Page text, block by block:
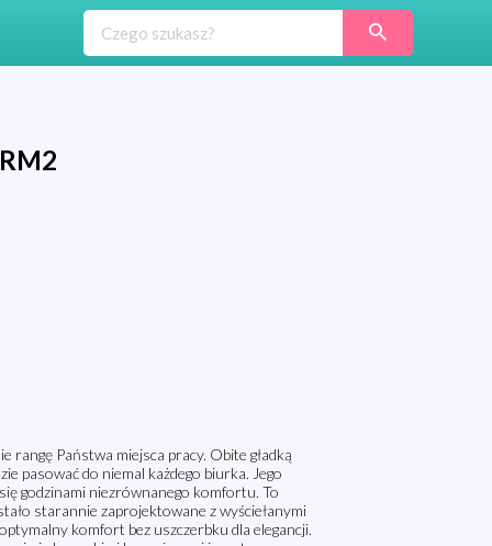
Państwa miejsca pracy. Obite gładką
pasować do niemal każdego biurka. Jego
godzinami niezrównanego komfortu. To
starannie zaprojektowane z wyściełanymi
komfort bez uszczerbku dla elegancji.